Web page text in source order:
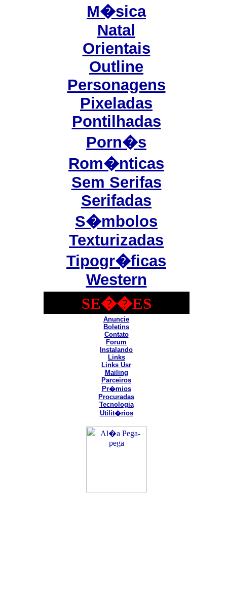
M�sica
Natal
Orientais
Outline
Personagens
Pixeladas
Pontilhadas
Porn�s
Rom�nticas
Sem Serifas
Serifadas
S�mbolos
Texturizadas
Tipogr�ficas
Western
SE��ES
Anuncie
Boletins
Contato
Forum
Instalando
Links
Links Usr
Mailing
Parceiros
Pr�mios
Procuradas
Tecnologia
Utilit�rios